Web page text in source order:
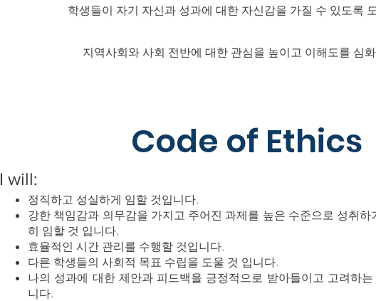
학생들이 자기 자신과 성과에 대한 자신감을 가질 수 있도록
지역사회와 사회 전반에 대한 관심을 높이고 이해도를 심
Code of Ethics
I will:
정직하고 성실하게 임할 것입니다.
강한 책임감과 의무감을 가지고 주어진 과제를 높은 수준으로 성취하
히 임할 것 입니다.
효율적인 시간 관리를 수행할 것입니다.
다른 학생들의 사회적 목표 수립을 도울 것 입니다.
나의 성과에 대한 제안과 피드백을 긍정적으로 받아들이고 고려하
니다.